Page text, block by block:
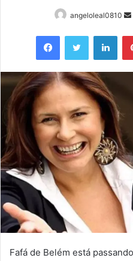
angeloleal0810
FacebookTwitter
Fafá de Belém está